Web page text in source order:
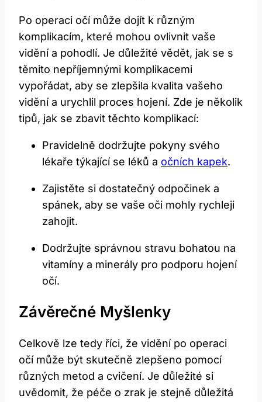
Po operaci očí může dojít k různým
‍komplikacím, které‌ mohou ovlivnit vaše
vidění a pohodlí. Je důležité vědět, jak se s
těmito nepříjemnými komplikacemi
vypořádat, ‍aby se zlepšila kvalita vašeho
⁢vidění a urychlil proces hojení. Zde je​ několik
⁤tipů, jak se zbavit těchto komplikací:
Pravidelně dodržujte pokyny svého
lékaře týkající se léků a očních kapek.
Zajistěte si dostatečný odpočinek a
⁣spánek, aby se vaše oči mohly ⁤rychleji
‍zahojit.
Dodržujte správnou stravu bohatou na
vitamíny a minerály pro podporu hojení
očí.
Závěrečné Myšlenky
Celkově lze ​tedy říci, že vidění po operaci
očí může být skutečně zlepšeno pomocí
různých metod a⁣ cvičení. Je důležité si
uvědomit,⁢ že péče o zrak je stejně ⁣důležitá